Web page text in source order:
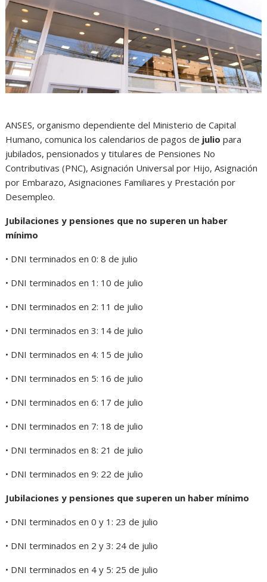
ANSES, organismo dependiente del Ministerio de Capital
Humano, comunica los calendarios de pagos de julio para
jubilados, pensionados y titulares de Pensiones No
Contributivas (PNC), Asignación Universal por Hijo, Asignación
por Embarazo, Asignaciones Familiares y Prestación por
Desempleo.
Jubilaciones y pensiones que no superen un haber
mínimo
• DNI terminados en 0: 8 de julio
• DNI terminados en 1: 10 de julio
• DNI terminados en 2: 11 de julio
• DNI terminados en 3: 14 de julio
• DNI terminados en 4: 15 de julio
• DNI terminados en 5: 16 de julio
• DNI terminados en 6: 17 de julio
• DNI terminados en 7: 18 de julio
• DNI terminados en 8: 21 de julio
• DNI terminados en 9: 22 de julio
Jubilaciones y pensiones que superen un haber mínimo
• DNI terminados en 0 y 1: 23 de julio
• DNI terminados en 2 y 3: 24 de julio
• DNI terminados en 4 y 5: 25 de julio